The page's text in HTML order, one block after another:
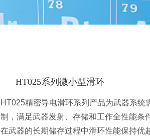
HT025系列微小型滑环
HT025精密导电滑环系列产品为武器系统
制，满足武器发射、存储和工作全性能条
在武器的长期储存过程中滑环性能保持优